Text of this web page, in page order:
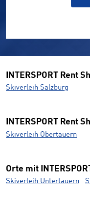
INTERSPORT Rent
Skiverleih Salzburg
INTERSPORT Rent
Skiverleih Obertauern
Orte mit
Skiverleih Untertauern